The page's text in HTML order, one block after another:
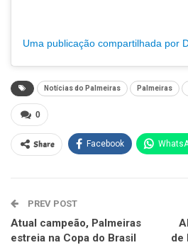
Notícias do Palmeiras Palmeiras
0
Share Facebook
PREV POST
Atual campeão, Palmeiras
estreia na Copa do Brasil
de